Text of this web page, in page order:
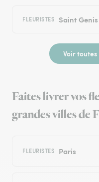
FLEURISTES Saint Genis
Voir
Faites livrer vos
grandes villes de
FLEURISTES Paris